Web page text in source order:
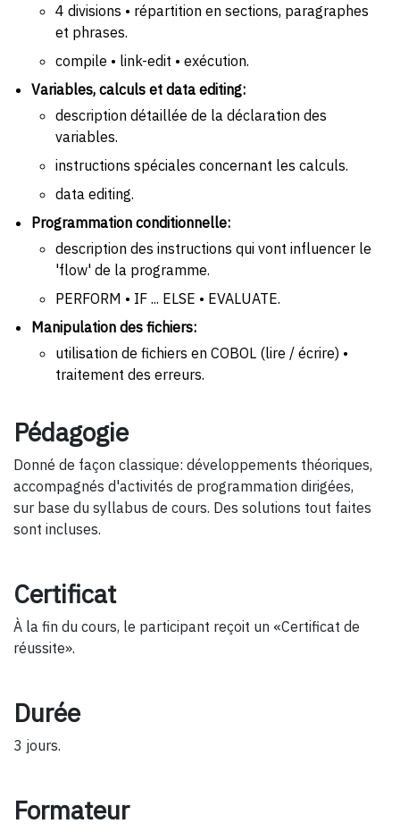
4 divisions • répartition en sections, paragraphes
et phrases.
compile • link-edit • exécution.
Variables, calculs et data editing:
description détaillée de la déclaration des
variables.
instructions spéciales concernant les calculs.
data editing.
Programmation conditionnelle:
description des instructions qui vont influencer le
'flow' de la programme.
PERFORM • IF ... ELSE • EVALUATE.
Manipulation des fichiers:
utilisation de fichiers en COBOL (lire / écrire) •
traitement des erreurs.
Pédagogie
Donné de façon classique: développements théoriques,
accompagnés d'activités de programmation dirigées,
sur base du syllabus de cours. Des solutions tout faites
sont incluses.
Certificat
À la fin du cours, le participant reçoit un «Certificat de
réussite».
Durée
3 jours.
Formateur